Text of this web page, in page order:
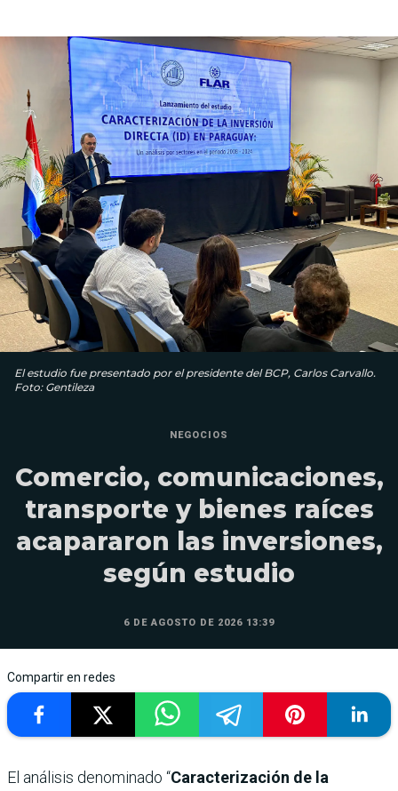
El estudio fue presentado por el presidente del BCP, Carlos Carvallo.
Foto: Gentileza
NEGOCIOS
Comercio, comunicaciones,
transporte y bienes raíces
acapararon las inversiones,
según estudio
6 DE AGOSTO DE 2026 13:39
Compartir en redes
El análisis denominado “Caracterización de la